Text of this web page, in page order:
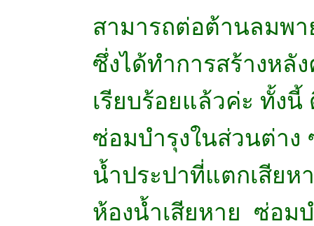
สามารถต่อต้านลมพ
ซึ่งได้ทำการสร้างหลั
เรียบร้อยแล้วค่ะ ทั้ง
ซ่อมบำรุงในส่วนต่าง
น้ำประปาที่แตกเสีย
ห้องน้ำเสียหาย ซ่อม